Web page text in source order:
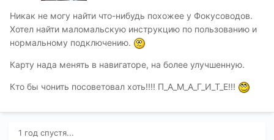
Никак не могу найти что-нибудь похожее у Фокусоводов.
Хотел найти маломальскую инструкцию по пользованию и
нормальному подключению.
Карту нада менять в навигаторе, на более улучшенную.
Кто бы чонить посоветовал хоть!!!! П_А_М_А_Г_И_Т_Е!!!
1 год спустя...